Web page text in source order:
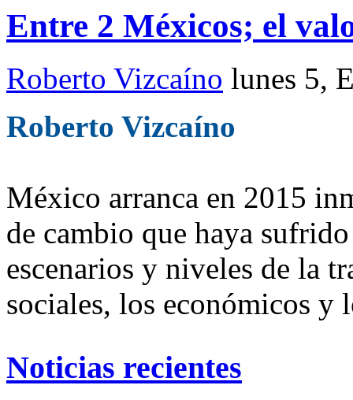
Entre 2 Méxicos; el
Roberto Vizcaíno lunes 5,
Roberto Vizcaíno
México arranca en 2015
de cambio que haya
escenarios y niveles de la
sociales, los económicos y
Noticias recientes